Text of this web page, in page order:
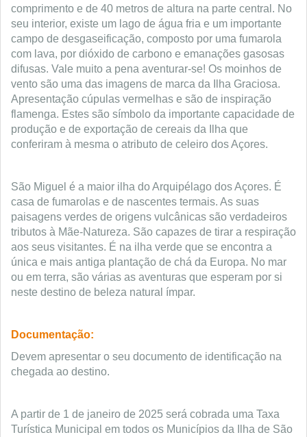
comprimento e de 40 metros de altura na parte central. No
seu interior, existe um lago de água fria e um importante
campo de desgaseificação, composto por uma fumarola
com lava, por dióxido de carbono e emanações gasosas
difusas. Vale muito a pena aventurar-se! Os moinhos de
vento são uma das imagens de marca da Ilha Graciosa.
Apresentação cúpulas vermelhas e são de inspiração
flamenga. Estes são símbolo da importante capacidade de
produção e de exportação de cereais da Ilha que
conferiram à mesma o atributo de celeiro dos Açores.
São Miguel é a maior ilha do Arquipélago dos Açores. É
casa de fumarolas e de nascentes termais. As suas
paisagens verdes de origens vulcânicas são verdadeiros
tributos à Mãe-Natureza. São capazes de tirar a respiração
aos seus visitantes. É na ilha verde que se encontra a
única e mais antiga plantação de chá da Europa. No mar
ou em terra, são várias as aventuras que esperam por si
neste destino de beleza natural ímpar.
Documentação:
Devem apresentar o seu documento de identificação na
chegada ao destino.
A partir de 1 de janeiro de 2025 será cobrada uma Taxa
Turística Municipal em todos os Municípios da Ilha de São